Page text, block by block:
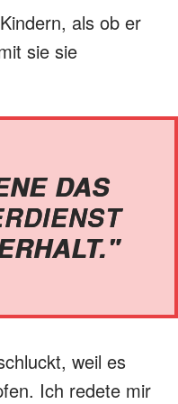
als ob er
sie sie
DAS
weil es
Ich redete mir